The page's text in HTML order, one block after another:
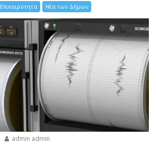
Επικαιρότητα Νέα των Δήμων
admin admin